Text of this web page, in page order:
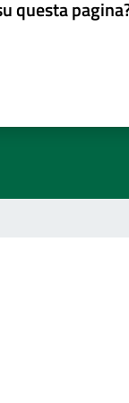
questa